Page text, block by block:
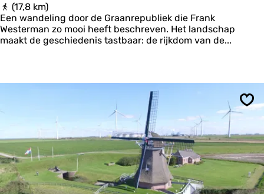
D
e
G
r
r
l
i
e
k
(17,8 km)
Een wandeling door de Graanrepubliek die Frank
Westerman zo mooi heeft beschreven. Het landschap
maakt de geschiedenis tastbaar: de rijkdom van de...